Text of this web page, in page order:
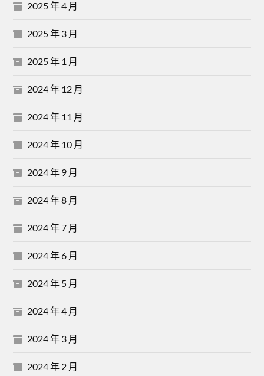
2025 年 4 月
2025 年 3 月
2025 年 1 月
2024 年 12 月
2024 年 11 月
2024 年 10 月
2024 年 9 月
2024 年 8 月
2024 年 7 月
2024 年 6 月
2024 年 5 月
2024 年 4 月
2024 年 3 月
2024 年 2 月